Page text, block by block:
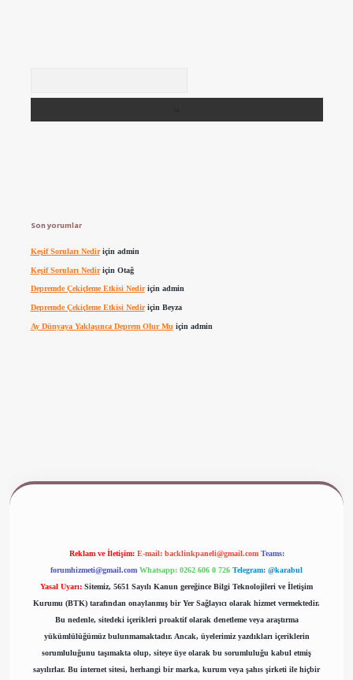
Son yorumlar
Keşif Soruları Nediriçin admin
Keşif Soruları Nediriçin Otağ
Depremde Çekiçleme Etkisi Nediriçin admin
Depremde Çekiçleme Etkisi Nediriçin Beyza
Ay Dünyaya Yaklaşınca Deprem Olur Mu için admin
Reklam ve İletişim: E-mail: backlinkpaneli@gmail.com Teams:
forumhizmeti@gmail.com Whatsapp: 0262 606 0 726 Telegram: @karabul
Yasal Uyarı: Sitemiz, 5651 Sayılı Kanun gereğince Bilgi Teknolojileri ve İletişim
Kurumu (BTK) tarafından onaylanmış bir Yer Sağlayıcı olarak hizmet vermektedir.
Bu nedenle, sitedeki içerikleri proaktif olarak denetleme veya araştırma
yükümlülüğümüz bulunmamaktadır. Ancak, üyelerimiz yazdıkları içeriklerin
sorumluluğunu taşımakta olup, siteye üye olarak bu sorumluluğu kabul etmiş
sayılırlar. Bu internet sitesi, herhangi bir marka, kurum veya şahıs şirketi ile hiçbir